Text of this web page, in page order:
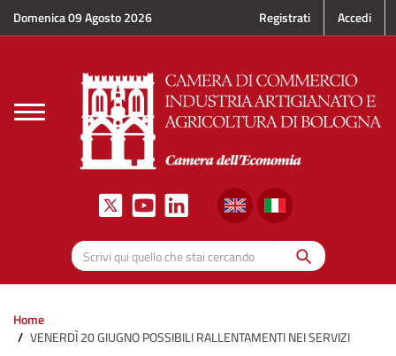
Domenica 09 Agosto 2026 Registrati Accedi
Toggle
navigation
Scrivi qui quello che stai cercando
Cerca
Home
VENERDÌ 20 GIUGNO POSSIBILI RALLENTAMENTI NEI SERVIZI